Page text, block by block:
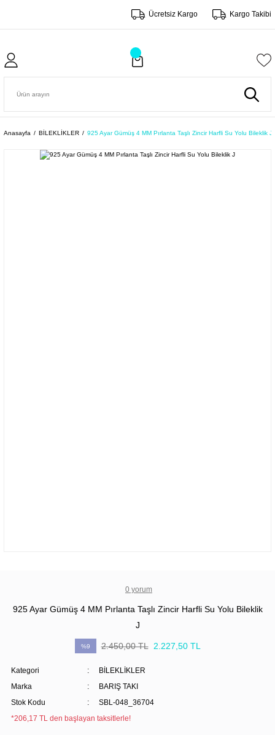
Ücretsiz Kargo Kargo Takibi
Anasayfa BİLEKLİKLER 925 Ayar Gümüş 4 MM Pırlanta Taşlı Zincir Harfli Su Yolu Bileklik J
0 yorum
925 Ayar Gümüş 4 MM Pırlanta Taşlı Zincir Harfli Su Yolu Bileklik
J
%9 2.450,00 TL 2.227,50 TL
Kategori
BİLEKLİKLER
Marka
BARIŞ TAKI
Stok Kodu
SBL-048_36704
*206,17 TL den başlayan taksitlerle!